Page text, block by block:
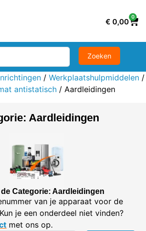
€ 0,00
0
/ Werkplaatshulpmiddelen
antistatisch / Aardleidingen
Aardleidingen
Categorie: Aardleidingen
van je apparaat voor de
je een onderdeel niet vinden?
met ons op.